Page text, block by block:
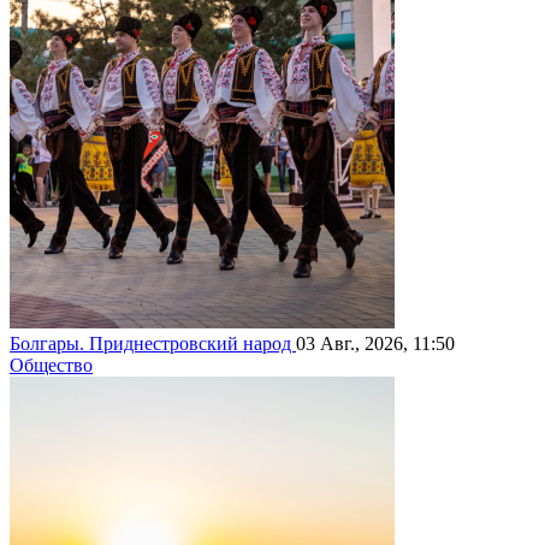
Болгары. Приднестровский народ 03 Авг., 2026, 11:50
Общество